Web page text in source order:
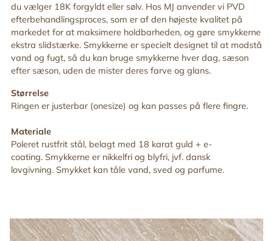
du vælger 18K forgyldt eller sølv. Hos MJ anvender vi PVD
efterbehandlingsproces, som er af den højeste kvalitet på
markedet for at maksimere holdbarheden, og gøre smykkerne
ekstra slidstærke. Smykkerne er specielt designet til at modstå
vand og fugt, så du kan bruge smykkerne hver dag, sæson
efter sæson, uden de mister deres farve og glans.
Størrelse
Ringen er justerbar (onesize) og kan passes på flere fingre.
Materiale
Poleret rustfrit stål, belagt med 18 karat guld + e-
coating. Smykkerne er nikkelfri og blyfri, jvf. dansk
lovgivning. Smykket kan tåle vand, sved og parfume.